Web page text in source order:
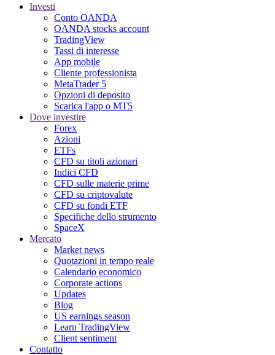
Investi
Conto OANDA
OANDA stocks account
TradingView
Tassi di interesse
App mobile
Cliente professionista
MetaTrader 5
Opzioni di deposito
Scarica l'app o MT5
Dove investire
Forex
Azioni
ETFs
CFD su titoli azionari
Indici CFD
CFD sulle materie prime
CFD su criptovalute
CFD su fondi ETF
Specifiche dello strumento
SpaceX
Mercato
Market news
Quotazioni in tempo reale
Calendario economico
Corporate actions
Updates
Blog
US earnings season
Learn TradingView
Client sentiment
Contatto